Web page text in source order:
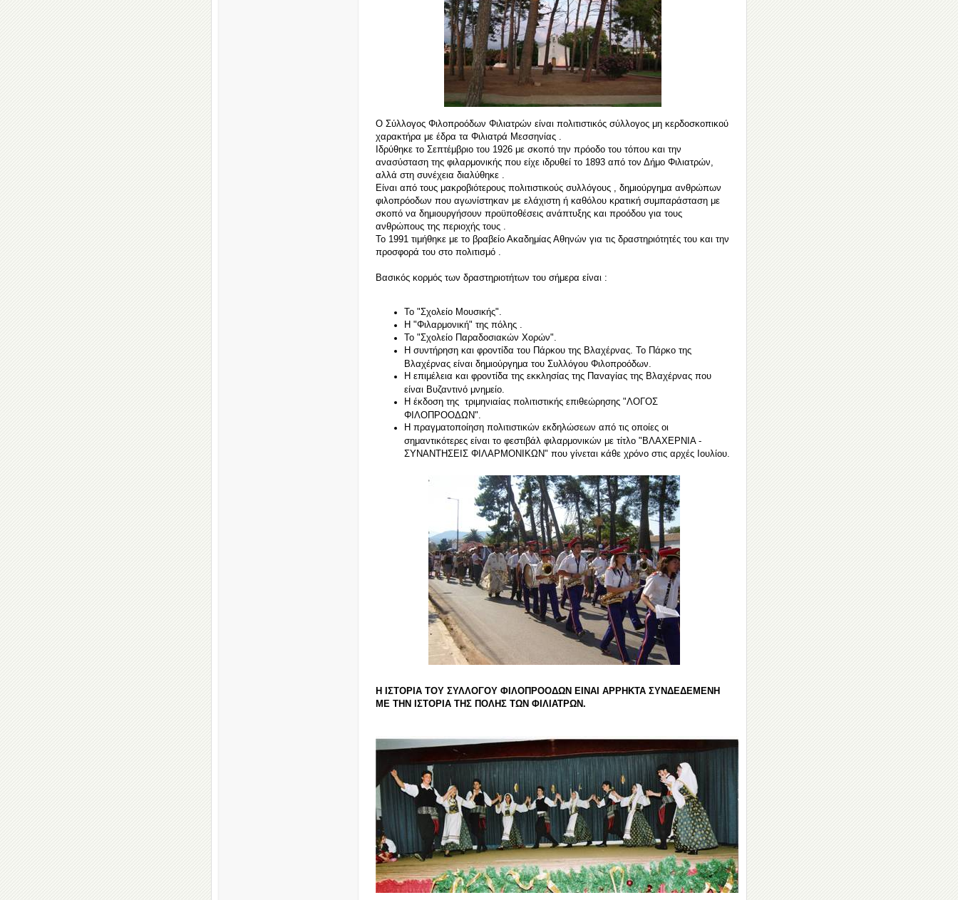
Ο Σύλλογος Φιλοπροόδων Φιλιατρών είναι πολιτιστικός σύλλογος μη κερδοσκοπικού
χαρακτήρα με έδρα τα Φιλιατρά Μεσσηνίας .
Ιδρύθηκε το Σεπτέμβριο του 1926 με σκοπό την πρόοδο του τόπου και την
ανασύσταση της φιλαρμονικής που είχε ιδρυθεί το 1893 από τον Δήμο Φιλιατρών,
αλλά στη συνέχεια διαλύθηκε .
Είναι από τους μακροβιότερους πολιτιστικούς συλλόγους , δημιούργημα ανθρώπων
φιλοπρόοδων που αγωνίστηκαν με ελάχιστη ή καθόλου κρατική συμπαράσταση με
σκοπό να δημιουργήσουν προϋποθέσεις ανάπτυξης και προόδου για τους
ανθρώπους της περιοχής τους .
Το 1991 τιμήθηκε με το βραβείο Ακαδημίας Αθηνών για τις δραστηριότητές του και την
προσφορά του στο πολιτισμό .
Βασικός κορμός των δραστηριοτήτων του σήμερα είναι :
Το "Σχολείο Μουσικής".
Η "Φιλαρμονική" της πόλης .
Το "Σχολείο Παραδοσιακών Χορών".
Η συντήρηση και φροντίδα του Πάρκου της Βλαχέρνας. Το Πάρκο της
Βλαχέρνας είναι δημιούργημα του Συλλόγου Φιλοπροόδων.
Η επιμέλεια και φροντίδα της εκκλησίας της Παναγίας της Βλαχέρνας που
είναι Βυζαντινό μνημείο.
Η έκδοση της τριμηνιαίας πολιτιστικής επιθεώρησης "ΛΟΓΟΣ
ΦΙΛΟΠΡΟΟΔΩΝ".
Η πραγματοποίηση πολιτιστικών εκδηλώσεων από τις οποίες οι
σημαντικότερες είναι το φεστιβάλ φιλαρμονικών με τίτλο "ΒΛΑΧΕΡΝΙΑ -
ΣΥΝΑΝΤΗΣΕΙΣ ΦΙΛΑΡΜΟΝΙΚΩΝ" που γίνεται κάθε χρόνο στις αρχές Ιουλίου.
Η ΙΣΤΟΡΙΑ ΤΟΥ ΣΥΛΛΟΓΟΥ ΦΙΛΟΠΡΟΟΔΩΝ ΕΙΝΑΙ ΑΡΡΗΚΤΑ ΣΥΝΔΕΔΕΜΕΝΗ
ΜΕ ΤΗΝ ΙΣΤΟΡΙΑ ΤΗΣ ΠΟΛΗΣ ΤΩΝ ΦΙΛΙΑΤΡΩΝ.